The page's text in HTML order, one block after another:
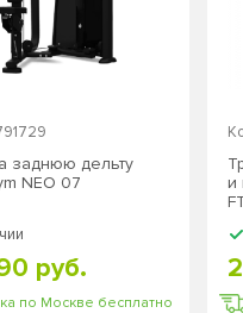
заднюю дельту
NEO 07
по Москве бесплатно
руб.
и